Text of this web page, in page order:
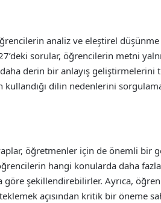
analiz ve eleştirel
sorular, öğrencilerin metni
derin bir anlayış geliştirmelerini
dilin nedenlerini
öğretmenler için de önemli bir
hangi konularda daha
göre şekillendirebilirler. Ayrıca,
açısından kritik bir öneme